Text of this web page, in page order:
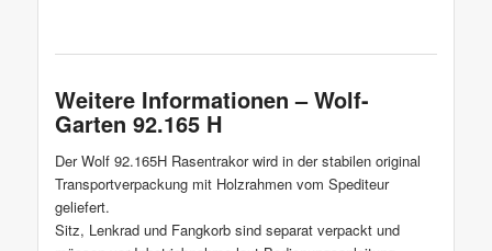
Weitere Informationen – Wolf-
Garten 92.165 H
Der Wolf 92.165H Rasentrakor wird in der stabilen original
Transportverpackung mit Holzrahmen vom Spediteur
geliefert.
Sitz, Lenkrad und Fangkorb sind separat verpackt und